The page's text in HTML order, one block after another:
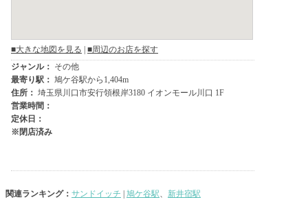
関連ランキング： サンドイッチ 鳩ケ谷駅、 新井宿駅